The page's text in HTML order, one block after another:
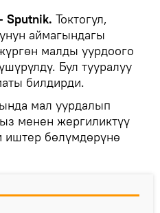
Токтогул,
аймагындагы
малды уурдоого
Бул тууралуу
билдирди.
мал уурдалып
менен жергиликтүү
иштер бөлүмдөрүнө